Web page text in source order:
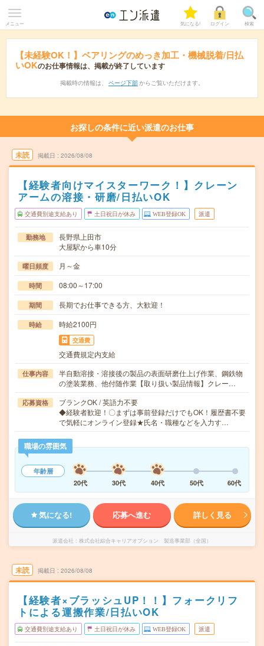
メニュー 気になる! ログイン 検索
【未経験OK！】ベアリングのめっき加工・機械脱着/日払
いOKのお仕事情報は、掲載が終了しています
掲載時の情報は、 ページ下部 からご覧いただけます。
お探しの条件に近い派遣のお仕事
未読 掲載日 2026/08/08
【経験者向けマイスターワーク！】クレーン
アームの溶接・研磨/日払いOK
交通費別途支給あり 土日祝日が休み WEB登録OK 派遣
勤務地
長野県上田市
大屋駅から車10分
曜日頻度 月～金
時間 08:00～17:00
期間 長期でお仕事できる方、大歓迎！
時給 時給2100円
交通費
交通費規定内支給
仕事内容
半自動溶接・溶接後の製品の表面研磨仕上げ作業、鋼鉄物
の塗装業務、他付随作業【取り扱い製品情報】クレー…
応募資格
ブランクOK / 英語力不要
◆経験者歓迎！〇まずは事前登録だけでもOK！履歴書不要
で気軽にオンライン登録★氏名・職種などを入力す…
職場の雰囲気
年齢層
20代
30代 40代 50代 60代
気になる! 応募へ進む 詳しく見る
派遣会社 株式会社綜合キャリアオプション 製造事業部（全国）
未読 掲載日 2026/08/08
【経験者×ブラッシュUP！！】フォークリフ
トによる運搬作業/日払いOK
交通費別途支給あり 土日祝日が休み WEB登録OK 派遣